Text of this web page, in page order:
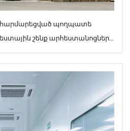
պողպատե
շենք արհեստանոցների
համար՝ արտադրողի
վաճառք